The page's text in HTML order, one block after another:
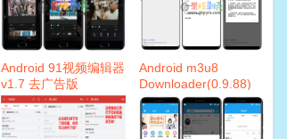
Android 91视频编辑器
v1.7 去广告版
Android m3u8
Downloader(0.9.88)
汉化版